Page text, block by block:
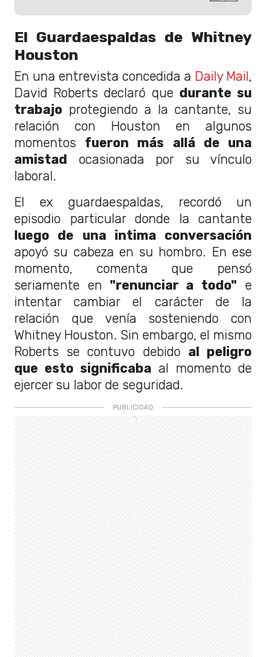
El Guardaespaldas de Whitney
Houston
En una entrevista concedida a Daily Mail,
David Roberts declaró que durante su
trabajo protegiendo a la cantante, su
relación con Houston en algunos
momentos fueron más allá de una
amistad ocasionada por su vínculo
laboral.
El ex guardaespaldas, recordó un
episodio particular donde la cantante
luego de una intima conversación
apoyó su cabeza en su hombro. En ese
momento, comenta que pensó
seriamente en "renunciar a todo" e
intentar cambiar el carácter de la
relación que venía sosteniendo con
Whitney Houston. Sin embargo, el mismo
Roberts se contuvo debido al peligro
que esto significaba al momento de
ejercer su labor de seguridad.